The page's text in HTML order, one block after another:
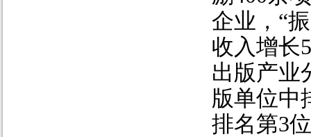
企业， “
收入增长5
出版产业
版单位中
排名第3